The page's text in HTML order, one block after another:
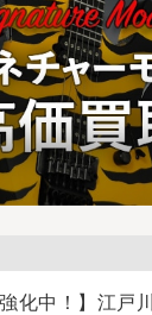
化中！】江戸